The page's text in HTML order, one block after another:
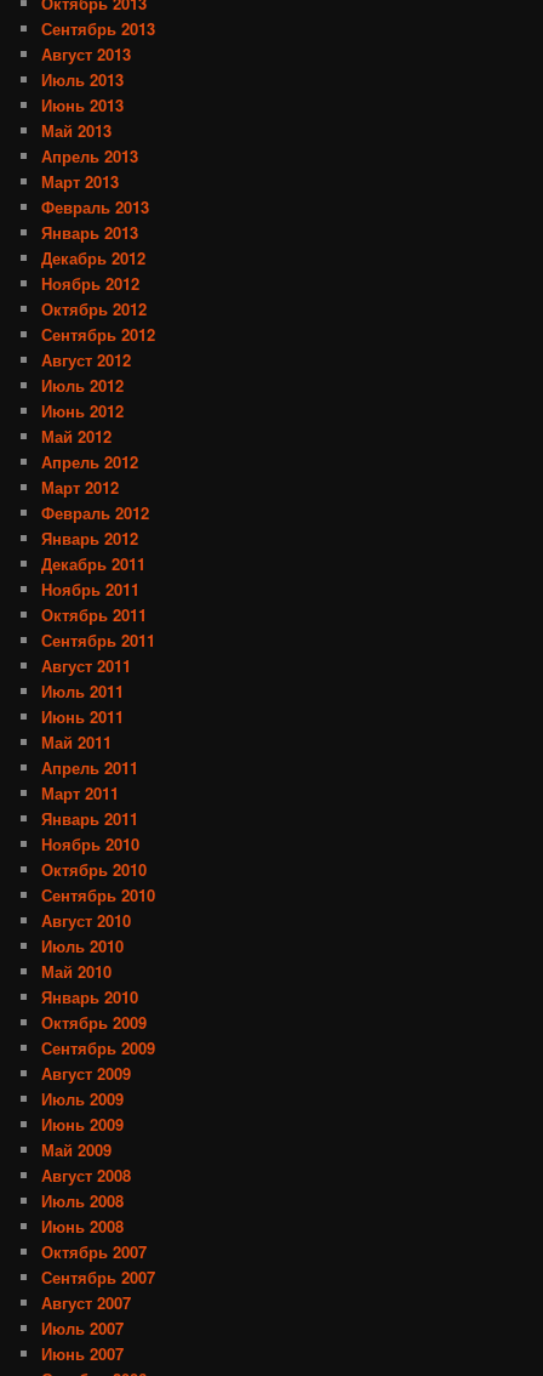
Сентябрь 2013
Август 2013
Июль 2013
Июнь 2013
Май 2013
Апрель 2013
Март 2013
Февраль 2013
Январь 2013
Декабрь 2012
Ноябрь 2012
Октябрь 2012
Сентябрь 2012
Август 2012
Июль 2012
Июнь 2012
Май 2012
Апрель 2012
Март 2012
Февраль 2012
Январь 2012
Декабрь 2011
Ноябрь 2011
Октябрь 2011
Сентябрь 2011
Август 2011
Июль 2011
Июнь 2011
Май 2011
Апрель 2011
Март 2011
Январь 2011
Ноябрь 2010
Октябрь 2010
Сентябрь 2010
Август 2010
Июль 2010
Май 2010
Январь 2010
Октябрь 2009
Сентябрь 2009
Август 2009
Июль 2009
Июнь 2009
Май 2009
Август 2008
Июль 2008
Июнь 2008
Октябрь 2007
Сентябрь 2007
Август 2007
Июль 2007
Июнь 2007